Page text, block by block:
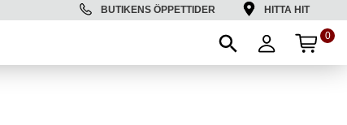
BUTIKENS ÖPPETTIDER HITTA HIT
0